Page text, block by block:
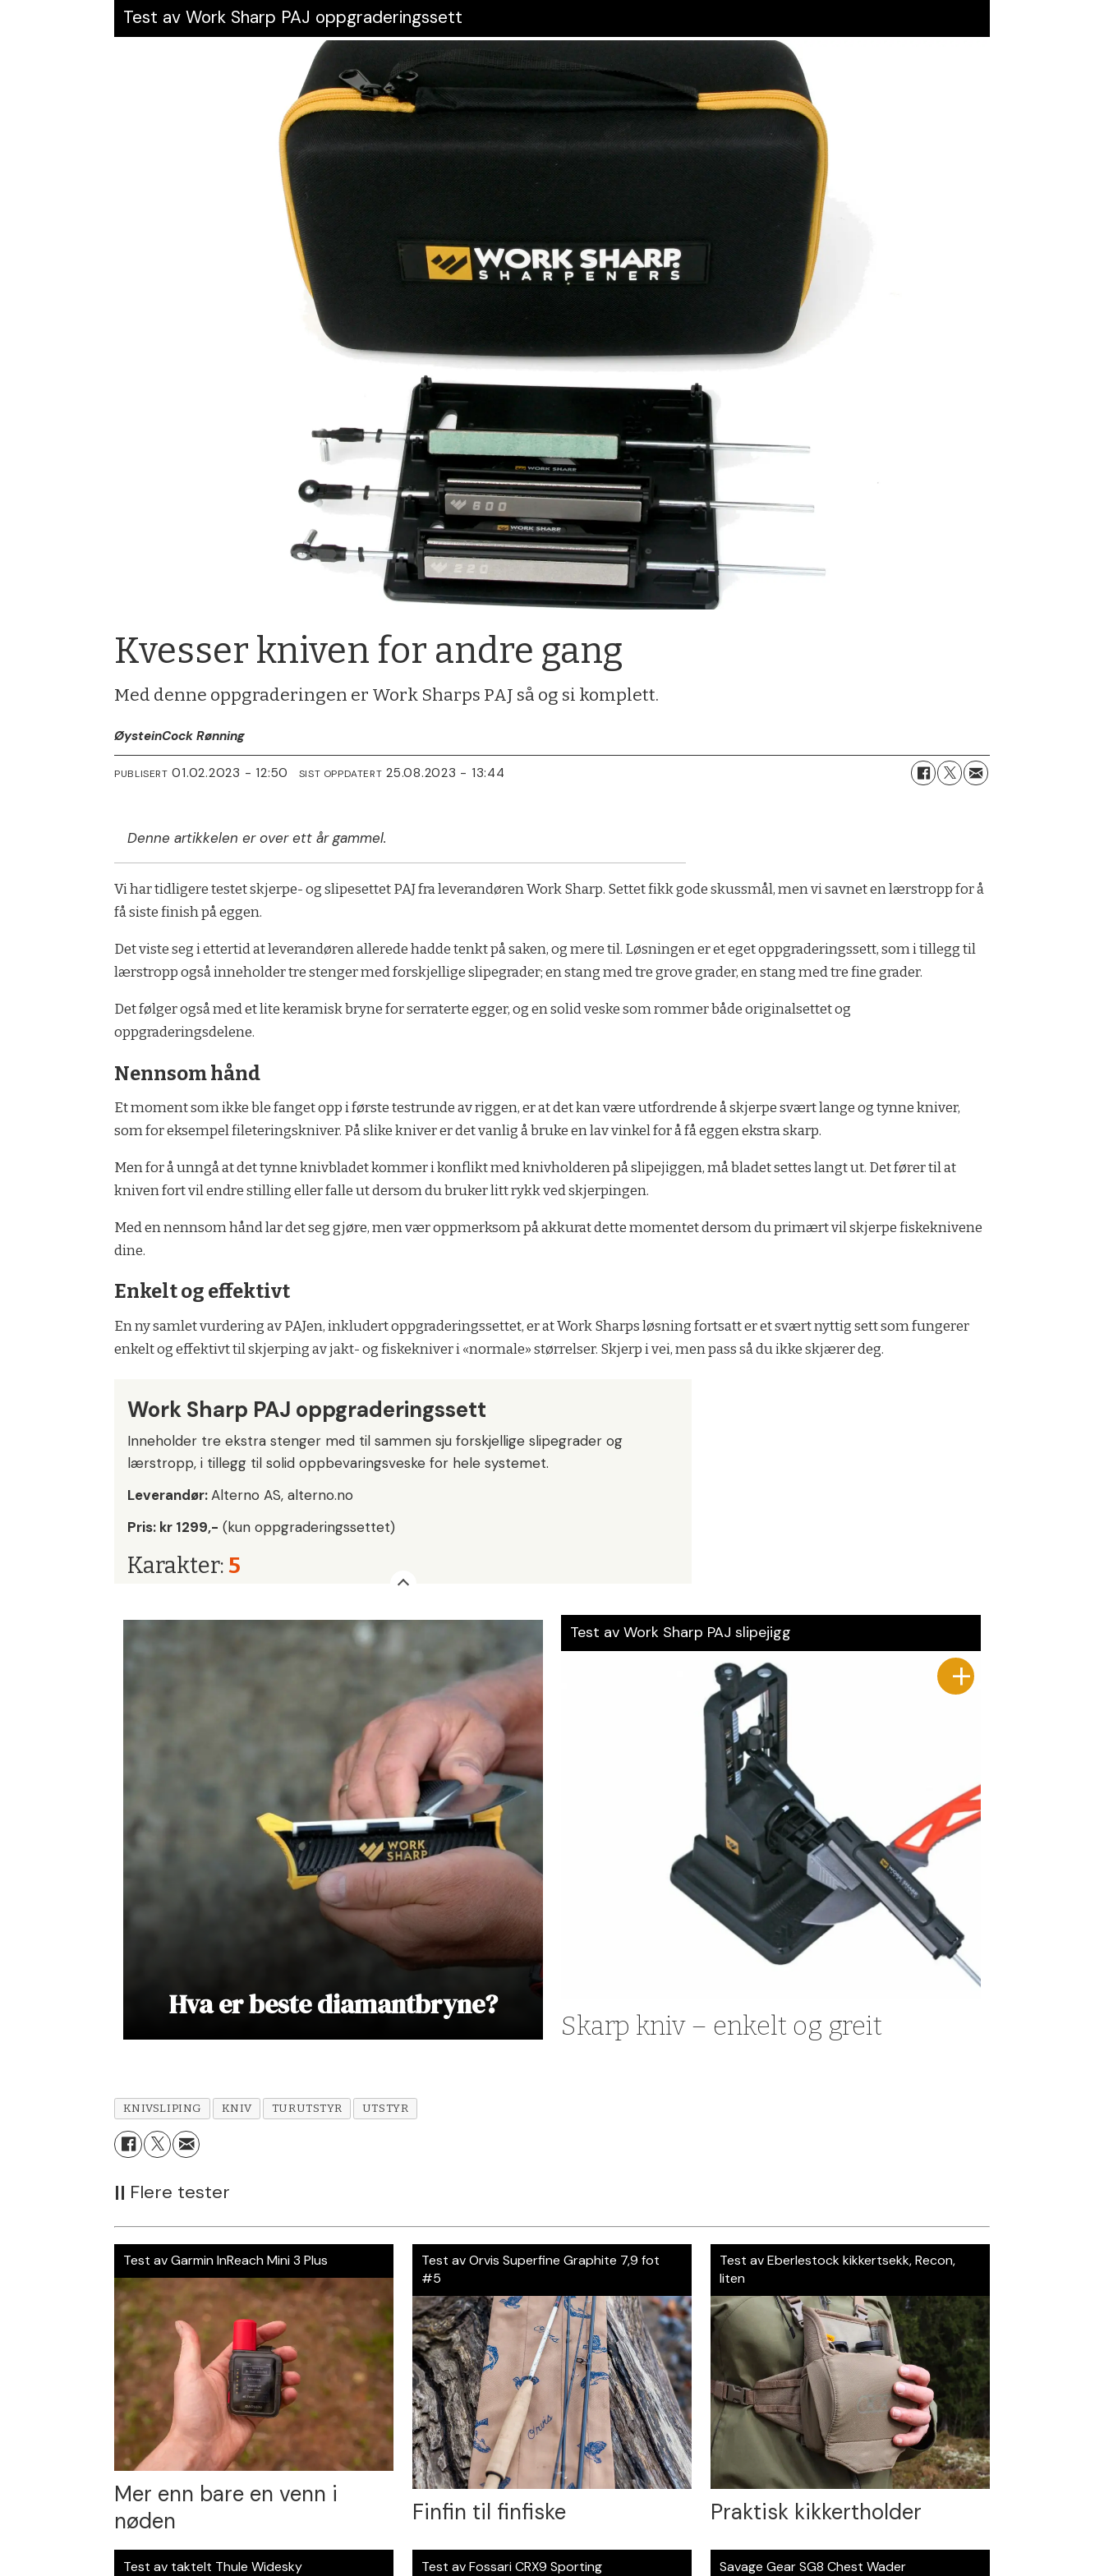
Test av Work Sharp PAJ oppgraderingssett
Kvesser kniven for andre gang
Med denne oppgraderingen er Work Sharps PAJ så og si komplett.
ØysteinCock Rønning
PUBLISERT 01.02.2023 - 12:50 SIST OPPDATERT 25.08.2023 - 13:44
Denne artikkelen er over ett år gammel.
Vi har tidligere testet skjerpe- og slipesettet PAJ fra leverandøren Work Sharp. Settet fikk gode skussmål, men vi savnet en lærstropp for å
få siste finish på eggen.
Det viste seg i ettertid at leverandøren allerede hadde tenkt på saken, og mere til. Løsningen er et eget oppgraderingssett, som i tillegg til
lærstropp også inneholder tre stenger med forskjellige slipegrader; en stang med tre grove grader, en stang med tre fine grader.
Det følger også med et lite keramisk bryne for serraterte egger, og en solid veske som rommer både originalsettet og
oppgraderingsdelene.
Nennsom hånd
Et moment som ikke ble fanget opp i første testrunde av riggen, er at det kan være utfordrende å skjerpe svært lange og tynne kniver,
som for eksempel fileteringskniver. På slike kniver er det vanlig å bruke en lav vinkel for å få eggen ekstra skarp.
Men for å unngå at det tynne knivbladet kommer i konflikt med knivholderen på slipejiggen, må bladet settes langt ut. Det fører til at
kniven fort vil endre stilling eller falle ut dersom du bruker litt rykk ved skjerpingen.
Med en nennsom hånd lar det seg gjøre, men vær oppmerksom på akkurat dette momentet dersom du primært vil skjerpe fiskeknivene
dine.
Enkelt og effektivt
En ny samlet vurdering av PAJen, inkludert oppgraderingssettet, er at Work Sharps løsning fortsatt er et svært nyttig sett som fungerer
enkelt og effektivt til skjerping av jakt- og fiskekniver i «normale» størrelser. Skjerp i vei, men pass så du ikke skjærer deg.
Work Sharp PAJ oppgraderingssett
Inneholder tre ekstra stenger med til sammen sju forskjellige slipegrader og
lærstropp, i tillegg til solid oppbevaringsveske for hele systemet.
Leverandør:Alterno AS, alterno.no
Pris: kr 1299,- (kun oppgraderingssettet)
Karakter:5
Hva er beste diamantbryne?
Test av Work Sharp PAJ slipejigg
Skarp kniv – enkelt og greit
KNIVSLIPING KNIV TURUTSTYR UTSTYR
|| Flere tester
Test av Garmin InReach Mini 3 Plus
Mer enn bare en venn i
nøden
Test av Orvis Superfine Graphite 7,9 fot
#5
Finfin til finfiske
Test av Eberlestock kikkertsekk, Recon,
liten
Praktisk kikkertholder
Test av taktelt Thule Widesky Test av Fossari CRX9 Sporting Savage Gear SG8 Chest Wader